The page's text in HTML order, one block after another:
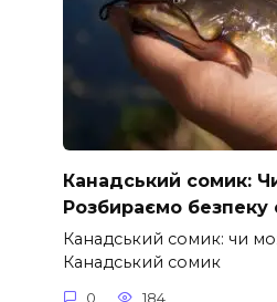
Канадський сомик:
Розбираємо безпеку
Канадський сомик: чи
Канадський сомик
0 184